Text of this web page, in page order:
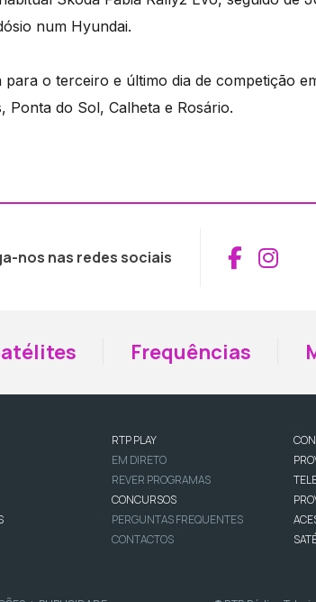
num Hyundai.
o terceiro e último dia de competição
do Sol, Calheta e Rosário.
nos nas redes sociais
Frequências
RTP PLAY
EM DIRETO
REVER PROGRAMAS
CONCURSOS
PERGUNTAS FREQUENTES
CONTACTOS